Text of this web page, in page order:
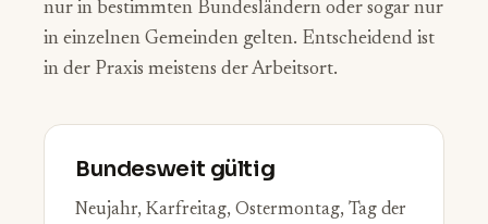
nur in bestimmten Bundesländern oder sogar nur
in einzelnen Gemeinden gelten. Entscheidend ist
in der Praxis meistens der Arbeitsort.
Bundesweit gültig
Neujahr, Karfreitag, Ostermontag, Tag der